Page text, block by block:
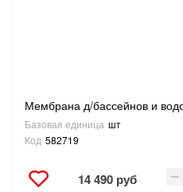
Мембрана д/бассейнов и
Базовая единица шт
Код 582719
14 490 руб